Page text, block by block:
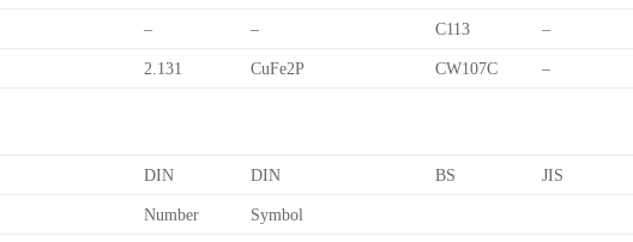
– – C113 –
2.131 CuFe2P CW107C –
DIN DIN BS JIS
Number Symbol